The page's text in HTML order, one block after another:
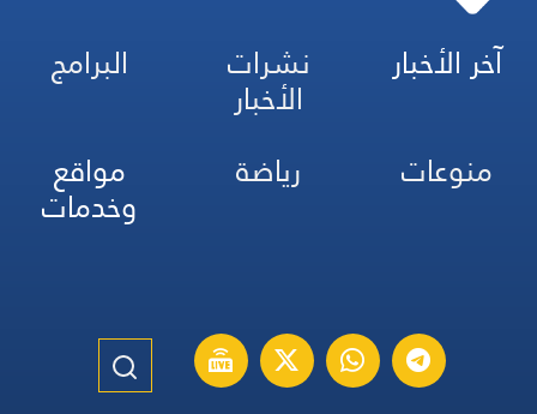
آخر الأخبار نشرات
الأخبار
البرامج
منوعات
رياضة مواقع
وخدمات